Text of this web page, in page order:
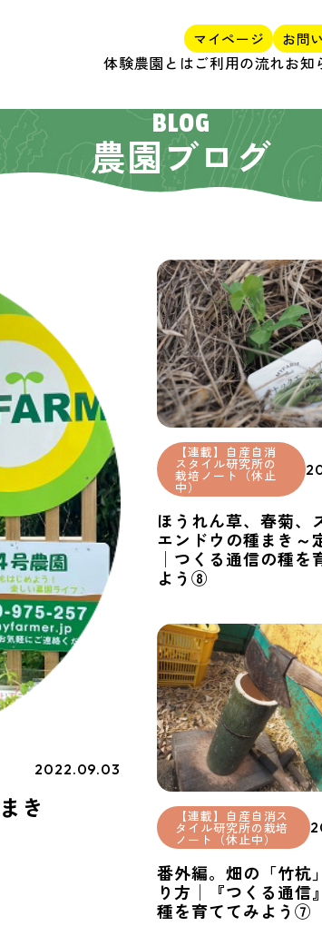
マイページ お問
体験農園とはご利用の流れお知
BLOG
農園ブログ
2022.09.03
き
【連載】自産自消
スタイル研究所の
栽培ノート（休止
中）
ほうれん草、春菊、
エンドウの種まき～
│つくる通信の種を
よう⑧
【連載】自産自消ス
タイル研究所の栽培
ノート（休止中）
番外編。畑の「竹杭
り方│『つくる通信
種を育ててみよう⑦